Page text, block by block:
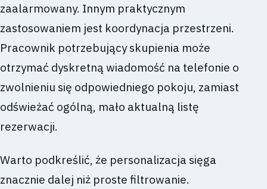
zaalarmowany. Innym praktycznym
zastosowaniem jest koordynacja przestrzeni.
Pracownik potrzebujący skupienia może
otrzymać dyskretną wiadomość na telefonie o
zwolnieniu się odpowiedniego pokoju, zamiast
odświeżać ogólną, mało aktualną listę
rezerwacji.
Warto podkreślić, że personalizacja sięga
znacznie dalej niż proste filtrowanie.